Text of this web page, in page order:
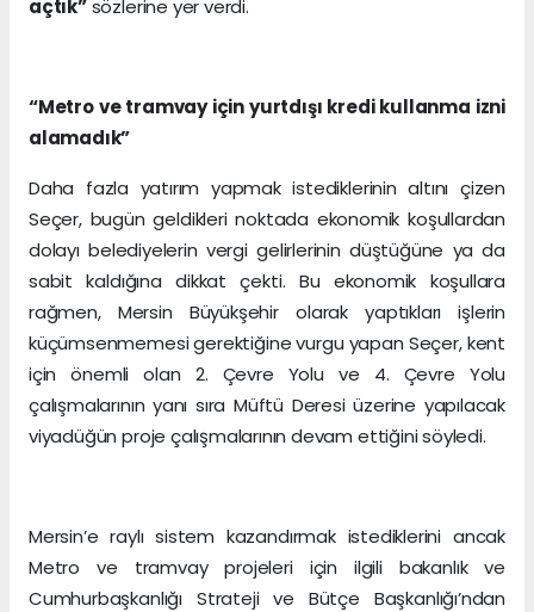
açtık”sözlerine yer verdi.
“Metro ve tramvay için yurtdışı kredi kullanma izni
alamadık”
Daha fazla yatırım yapmak istediklerinin altını çizen
Seçer, bugün geldikleri noktada ekonomik koşullardan
dolayı belediyelerin vergi gelirlerinin düştüğüne ya da
sabit kaldığına dikkat çekti. Bu ekonomik koşullara
rağmen, Mersin Büyükşehir olarak yaptıkları işlerin
küçümsenmemesi gerektiğine vurgu yapan Seçer, kent
için önemli olan 2. Çevre Yolu ve 4. Çevre Yolu
çalışmalarının yanı sıra Müftü Deresi üzerine yapılacak
viyadüğün proje çalışmalarının devam ettiğini söyledi.
Mersin’e raylı sistem kazandırmak istediklerini ancak
Metro ve tramvay projeleri için ilgili bakanlık ve
Cumhurbaşkanlığı Strateji ve Bütçe Başkanlığı’ndan